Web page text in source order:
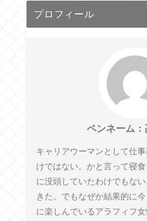
プロフィール
ペンネーム：
キャリアウーマンとして仕
けではない。かと言って寝
に没頭していたわけでもな
きた。でもなぜか結果的に
に楽しんでいるアラフィフ女